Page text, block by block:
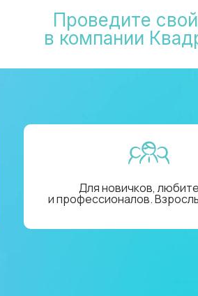
Проведите
в компании
Для новичков,
и профессионалов.